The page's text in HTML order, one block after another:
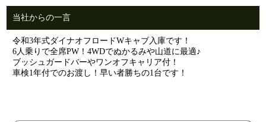
当社からの一言
令和3年式ダイナオフロードWキャブ入庫です！
6人乗りで全席PW！4WDでぬかるみや山道に最適♪
ブッシュガードバーやワンオフキャリア付！
車検1年付でのお渡し！早い者勝ちの1台です！